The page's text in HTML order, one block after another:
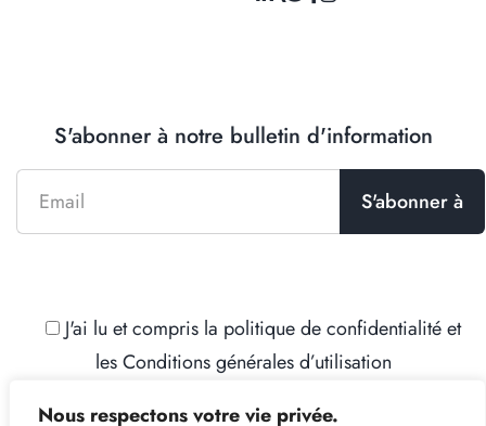
Nous respectons votre vie privée.
S'abonner à notre bulletin d'information
J'ai lu et compris la politique de confidentialitéet
lesConditions générales d’utilisation